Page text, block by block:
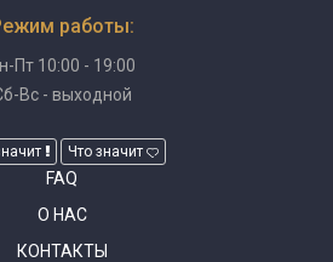
работы:
Пт 10:00 - 19:00
Вс - выходной
Что значит
FAQ
О НАС
КОНТАКТЫ